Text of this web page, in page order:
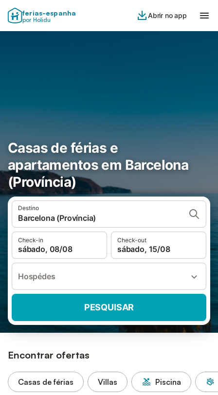
ferias-espanha
por Holidu
Abrir no app
Casas de férias e
apartamentos em Barcelona
(Província)
Destino
Barcelona (Província)
Check-in
sábado, 08/08
Check-out
sábado, 15/08
Hospédes
PESQUISAR
Encontrar ofertas
Casas de férias Villas Piscina